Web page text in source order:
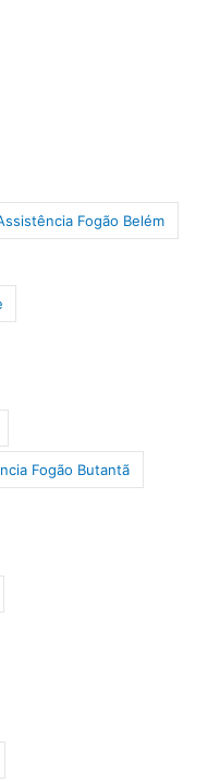
Fogão Belém
Fogão Butantã